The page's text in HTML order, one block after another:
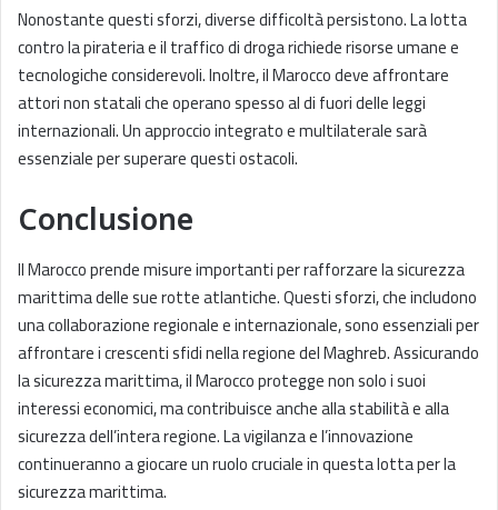
Nonostante questi sforzi, diverse difficoltà persistono. La lotta
contro la pirateria e il traffico di droga richiede risorse umane e
tecnologiche considerevoli. Inoltre, il Marocco deve affrontare
attori non statali che operano spesso al di fuori delle leggi
internazionali. Un approccio integrato e multilaterale sarà
essenziale per superare questi ostacoli.
Conclusione
Il Marocco prende misure importanti per rafforzare la sicurezza
marittima delle sue rotte atlantiche. Questi sforzi, che includono
una collaborazione regionale e internazionale, sono essenziali per
affrontare i crescenti sfidi nella regione del Maghreb. Assicurando
la sicurezza marittima, il Marocco protegge non solo i suoi
interessi economici, ma contribuisce anche alla stabilità e alla
sicurezza dell’intera regione. La vigilanza e l’innovazione
continueranno a giocare un ruolo cruciale in questa lotta per la
sicurezza marittima.